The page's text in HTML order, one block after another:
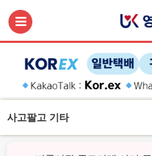
사고팔고 기타